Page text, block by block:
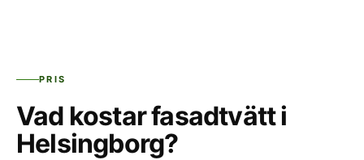
PRIS
Vad kostar fasadtvätt i
Helsingborg?